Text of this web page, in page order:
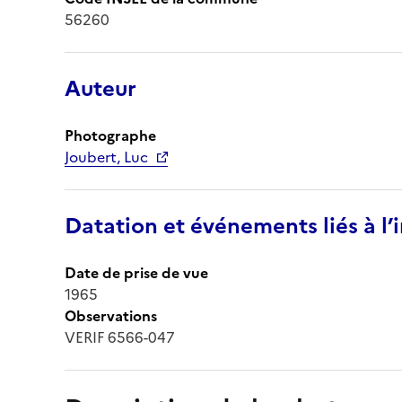
56260
Auteur
Photographe
Joubert, Luc
Datation et événements liés à
Date de prise de vue
1965
Observations
VERIF 6566-047